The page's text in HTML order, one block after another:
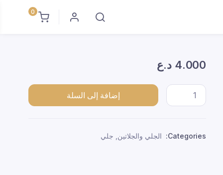
0
4.000 د.ع
علك عصاره *20 quantity
إضافة إلى السلة
Categories: الجلي والجلاتين جلي